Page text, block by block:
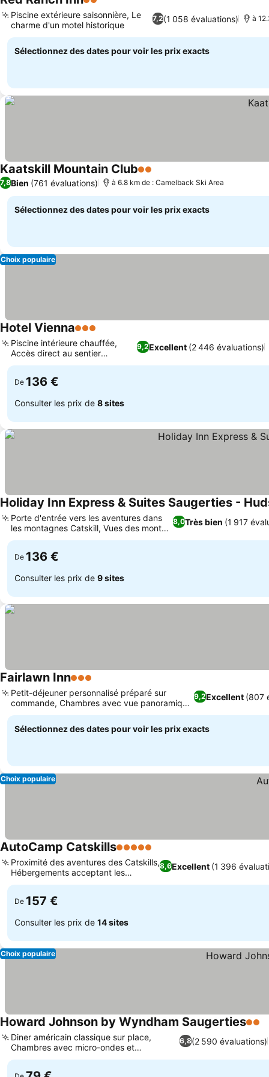
2 Étoiles
7,2(1 058 évaluations)
Piscine extérieure saisonnière, Le
charme d'un motel historique
à
Sélectionnez des dates pour voir les prix exacts
Kaatskill Mountain Club2 Étoiles
7,8Bien (761 évaluations) à 6.8 km de : Camelback Ski Area
Sélectionnez des dates pour voir les prix exacts
Choix populaire
Hotel Vienna3 Étoiles
9,2Excellent (2 446 évaluations)
Piscine intérieure chauffée,
Accès direct au sentier
Windham
De 136 €
Consulter les prix de 8 sites
Holiday Inn Express & Suites Saugerties -
8,0Très bien (1 917
Porte d'entrée vers les aventures dans
les montagnes Catskill, Vues des monts
Catskill
De 136 €
Consulter les prix de 9 sites
Fairlawn Inn3 Étoiles
9,2Excellent (807
Petit-déjeuner personnalisé préparé sur
commande, Chambres avec vue panoramique
sur la montagne
Sélectionnez des dates pour voir les prix exacts
Choix populaire
AutoCamp Catskills5 Étoiles
8,6Excellent (1 396
Proximité des aventures des Catskills,
Hébergements acceptant les
animaux
De 157 €
Consulter les prix de 14 sites
Choix populaire
Howard Johnson by Wyndham Saugerties2
6,8(2 590 évaluations)
Diner américain classique sur place,
Chambres avec micro-ondes et
réfrigérateur